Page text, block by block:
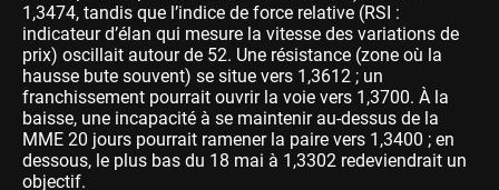
1,3474, tandis que l’indice de force relative (RSI :
indicateur d’élan qui mesure la vitesse des variations de
prix) oscillait autour de 52. Une résistance (zone où la
hausse bute souvent) se situe vers 1,3612 ; un
franchissement pourrait ouvrir la voie vers 1,3700. À la
baisse, une incapacité à se maintenir au-dessus de la
MME 20 jours pourrait ramener la paire vers 1,3400 ; en
dessous, le plus bas du 18 mai à 1,3302 redeviendrait un
objectif.